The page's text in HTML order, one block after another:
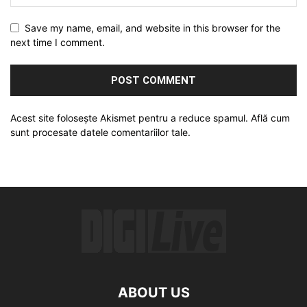
Save my name, email, and website in this browser for the
next time I comment.
Acest site folosește Akismet pentru a reduce spamul. Află cum
sunt procesate datele comentariilor tale.
ABOUT US